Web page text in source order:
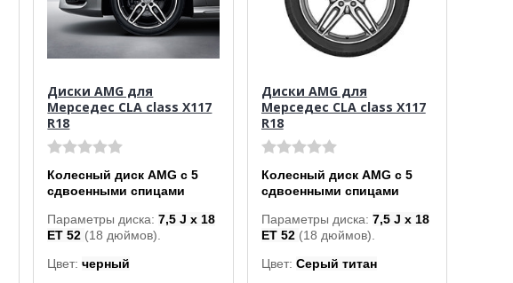
Диски AMG для
Мерседес CLA class X117
R18
Колесный диск AMG с 5
сдвоенными спицами
Параметры диска:7,5 J x 18
ET 52 (18 дюймов).
Цвет:черный
Диски AMG для
Мерседес CLA class X117
R18
Колесный диск AMG с 5
сдвоенными спицами
Параметры диска: 7,5 J x 18
ET 52 (18 дюймов).
Цвет: Серый титан